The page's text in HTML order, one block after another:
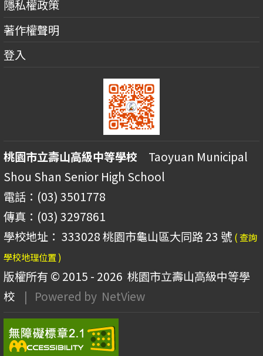
隱私權政策
著作權聲明
登入
桃園市立壽山高級中等學校 Taoyuan Municipal
Shou Shan Senior High School
電話：(03) 3501778
傳真：(03) 3297861
學校地址： 333028 桃園市龜山區大同路 23 號 ( 查詢
學校地理位置 )
版權所有 © 2015 - 2026 桃園市立壽山高級中等學
校
| Powered by NetView